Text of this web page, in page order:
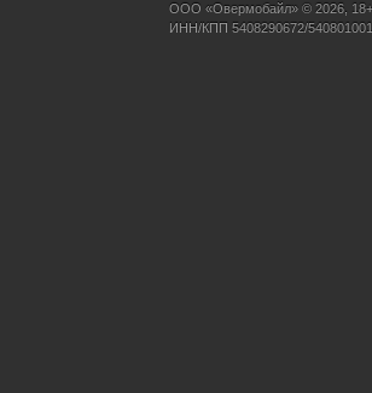
ООО «Овермобайл» © 2026, 18+
ИНН/КПП 5408290672/540801001